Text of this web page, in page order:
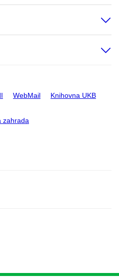
WebMail Knihovna UKB
zahrada